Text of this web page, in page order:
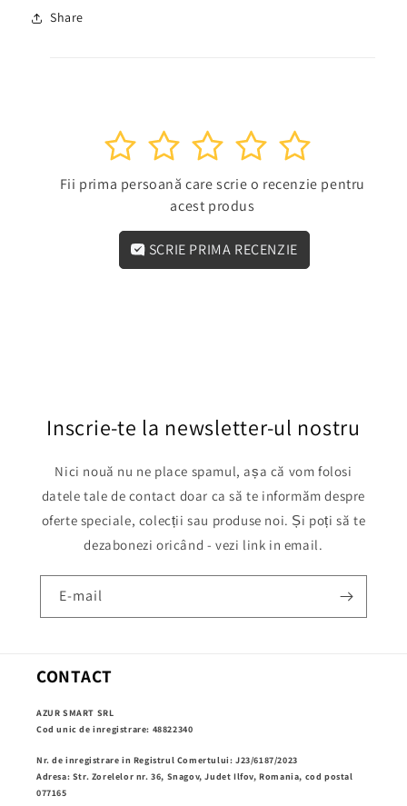
Share
5
4
3
2
1
Fii prima persoană care scrie o recenzie pentru
acest produs
SCRIE PRIMA RECENZIE
Inscrie-te la newsletter-ul nostru
Nici nouă nu ne place spamul, așa că vom folosi
datele tale de contact doar ca să te informăm despre
oferte speciale, colecții sau produse noi. Și poți să te
dezabonezi oricând - vezi link in email.
E-mail
CONTACT
AZUR SMART SRL
Cod unic de inregistrare: 48822340
Nr. de inregistrare in Registrul Comertului: J23/6187/2023
Adresa: Str. Zorelelor nr. 36, Snagov, Judet Ilfov, Romania, cod postal
077165